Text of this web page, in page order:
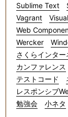
Sublime Text
Vagrant
Web
Wercker
さくらインター
カンファレンス
テストコード
レスポンシブ
勉強会
小ネタ